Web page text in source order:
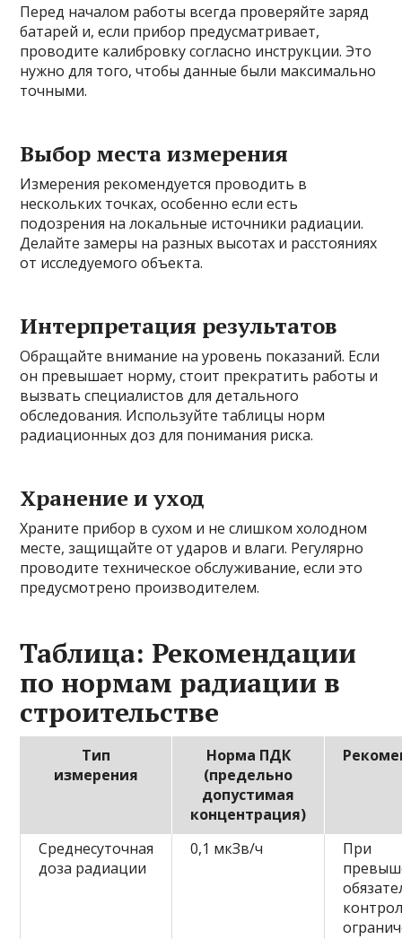
Перед началом работы всегда проверяйте заряд
батарей и, если прибор предусматривает,
проводите калибровку согласно инструкции. Это
нужно для того, чтобы данные были максимально
точными.
Выбор места измерения
Измерения рекомендуется проводить в
нескольких точках, особенно если есть
подозрения на локальные источники радиации.
Делайте замеры на разных высотах и расстояниях
от исследуемого объекта.
Интерпретация результатов
Обращайте внимание на уровень показаний. Если
он превышает норму, стоит прекратить работы и
вызвать специалистов для детального
обследования. Используйте таблицы норм
радиационных доз для понимания риска.
Хранение и уход
Храните прибор в сухом и не слишком холодном
месте, защищайте от ударов и влаги. Регулярно
проводите техническое обслуживание, если это
предусмотрено производителем.
Таблица: Рекомендации
по нормам радиации в
строительстве
Тип
измерения
Норма ПДК
(предельно
допустимая
концентрация)
Среднесуточная
доза радиации
0,1 мкЗв/ч
При